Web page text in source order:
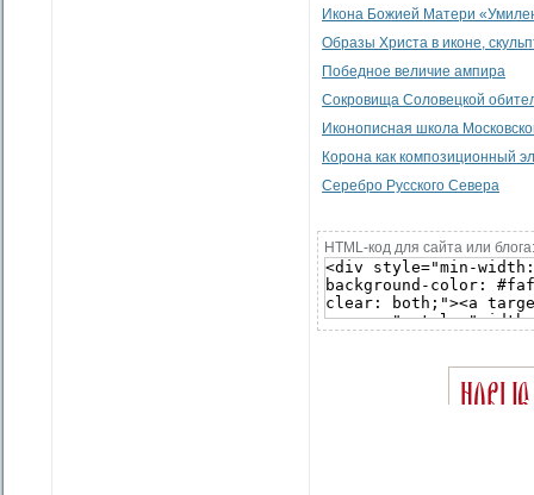
Икона Божией Матери
Образы Христа в иконе,
Победное величие ампира
Сокровища Соловецкой
Иконописная школа
Корона как композиционный
Серебро Русского Севера
HTML-код для сайта или блога: